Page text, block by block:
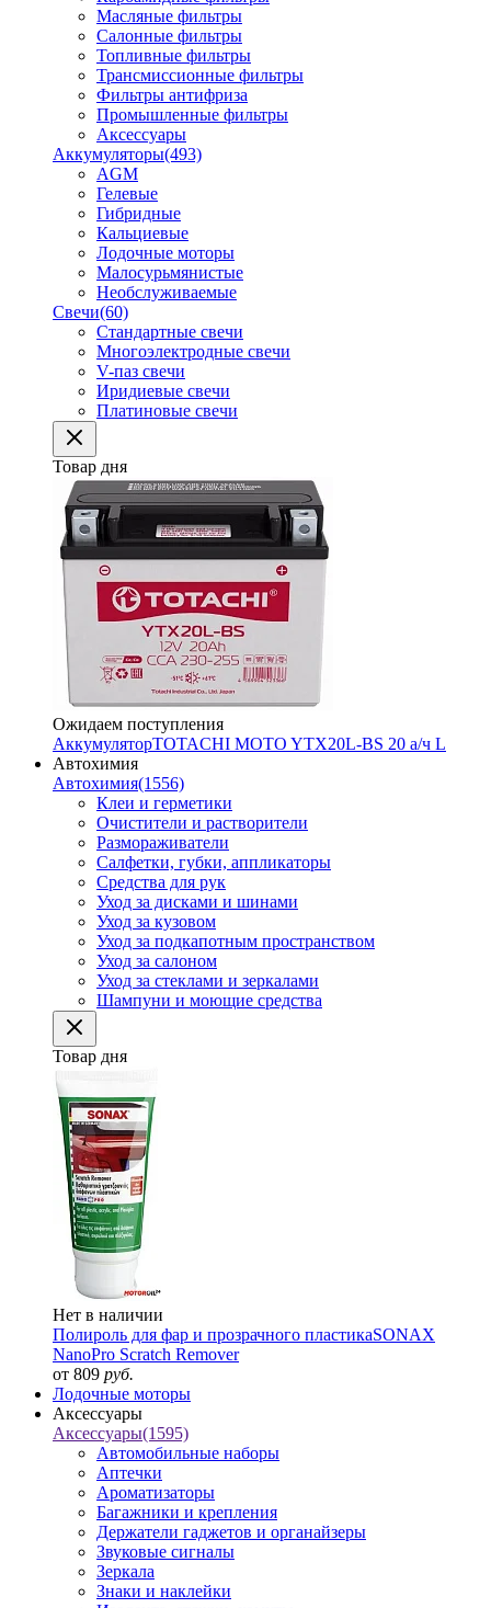
Масляные фильтры
Салонные фильтры
Топливные фильтры
Трансмиссионные фильтры
Фильтры антифриза
Промышленные фильтры
Аксессуары
Аккумуляторы(493)
AGM
Гелевые
Гибридные
Кальциевые
Лодочные моторы
Малосурьмянистые
Необслуживаемые
Свечи(60)
Стандартные свечи
Многоэлектродные свечи
V-паз свечи
Иридиевые свечи
Платиновые свечи
Товар дня
Ожидаем поступления
АккумуляторTOTACHI MOTO YTX20L-BS 20 а/ч L
Автохимия
Автохимия(1556)
Клеи и герметики
Очистители и растворители
Размораживатели
Салфетки, губки, аппликаторы
Средства для рук
Уход за дисками и шинами
Уход за кузовом
Уход за подкапотным пространством
Уход за салоном
Уход за стеклами и зеркалами
Шампуни и моющие средства
Товар дня
Нет в наличии
Полироль для фар и прозрачного пластикаSONAX
NanoPro Scratch Remover
от 809 руб.
Лодочные моторы
Аксессуары
Аксессуары(1595)
Автомобильные наборы
Аптечки
Ароматизаторы
Багажники и крепления
Держатели гаджетов и органайзеры
Звуковые сигналы
Зеркала
Знаки и наклейки